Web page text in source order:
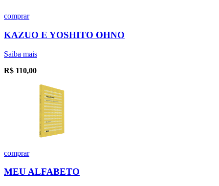
comprar
KAZUO E YOSHITO OHNO
Saiba mais
R$ 110,00
comprar
MEU ALFABETO